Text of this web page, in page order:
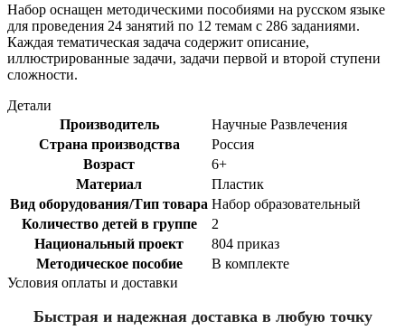
Набор оснащен методическими пособиями на русском языке
для проведения 24 занятий по 12 темам с 286 заданиями.
Каждая тематическая задача содержит описание,
иллюстрированные задачи, задачи первой и второй ступени
сложности.
Детали
Производитель
Научные Развлечения
Страна производства
Россия
Возраст
6+
Материал
Пластик
Вид оборудования/Тип товара Набор образовательный
Количество детей в группе
2
Национальный проект
804 приказ
Методическое пособие
В комплекте
Условия оплаты и доставки
Быстрая и надежная доставка в любую точку